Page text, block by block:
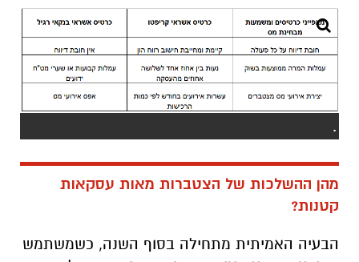
.
מהן ההשלכות של הצטברות מאות עסקאות
קטנות?
הבעיה האמיתית מתחילה בסוף השנה, כשמשתמש